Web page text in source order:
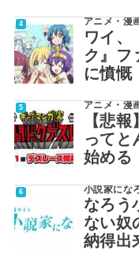
アニメ・漫
ワイ、
ク』フ
に憤慨
アニメ・漫
【悲
ってと
始める
小説家にな
なろう
ない奴
納得出